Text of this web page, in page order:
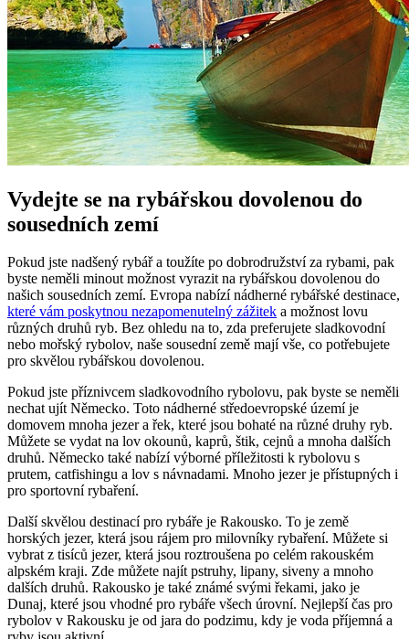
Vydejte se na‍ rybářskou dovolenou do
sousedních⁣ zemí
Pokud jste nadšený rybář a toužíte po dobrodružství ⁢za rybami, pak
byste neměli minout možnost vyrazit na rybářskou ⁤dovolenou do
našich sousedních zemí. Evropa‌ nabízí‍ nádherné rybářské destinace,
které vám poskytnou ⁤nezapomenutelný zážitek a možnost lovu
různých druhů ryb.‍ Bez⁤ ohledu na to, zda ​preferujete sladkovodní
nebo mořský rybolov, naše sousední země mají vše,⁣ co potřebujete
pro skvělou rybářskou dovolenou.
Pokud jste příznivcem sladkovodního rybolovu, pak byste se neměli
nechat ⁤ujít Německo. Toto nádherné​ středoevropské území je
domovem ⁢mnoha jezer a řek, které jsou bohaté na různé druhy ryb.‍
Můžete se vydat na lov okounů, kaprů,⁣ štik, cejnů a mnoha⁣ dalších
druhů. ‍Německo také nabízí výborné příležitosti ‌k ⁤rybolovu s
prutem, catfishingu a lov⁤ s návnadami. Mnoho jezer je​ přístupných i
pro sportovní rybaření.
Další⁢ skvělou destinací⁢ pro rybáře je Rakousko. To je země
horských ⁣jezer, která jsou rájem pro⁢ milovníky rybaření. Můžete si
vybrat z tisíců jezer, která jsou roztroušena po celém rakouském
alpském kraji. Zde můžete najít pstruhy, lipany, siveny​ a mnoho
dalších druhů. Rakousko je také⁤ známé ‌svými řekami, jako ⁤je
Dunaj, které jsou vhodné ⁤pro⁣ rybáře ‌všech úrovní. Nejlepší čas pro
⁣rybolov v Rakousku ⁤je ‌od jara do podzimu, kdy je voda příjemná a